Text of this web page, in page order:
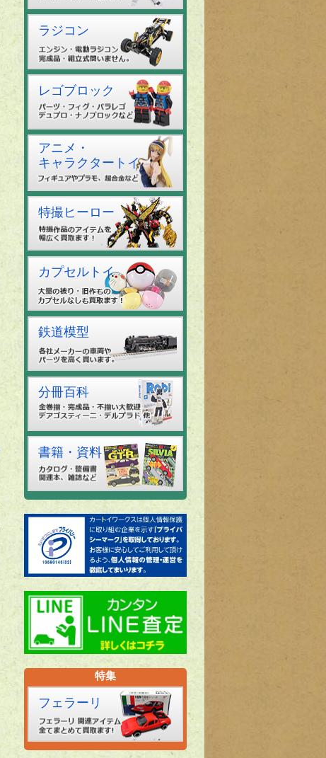
ラジコン
レゴブロック
アニメ・
キャラクタートイ
特撮ヒーロー
カプセルトイ
鉄道模型
分冊百科
書籍・資料
特集
フェラーリ